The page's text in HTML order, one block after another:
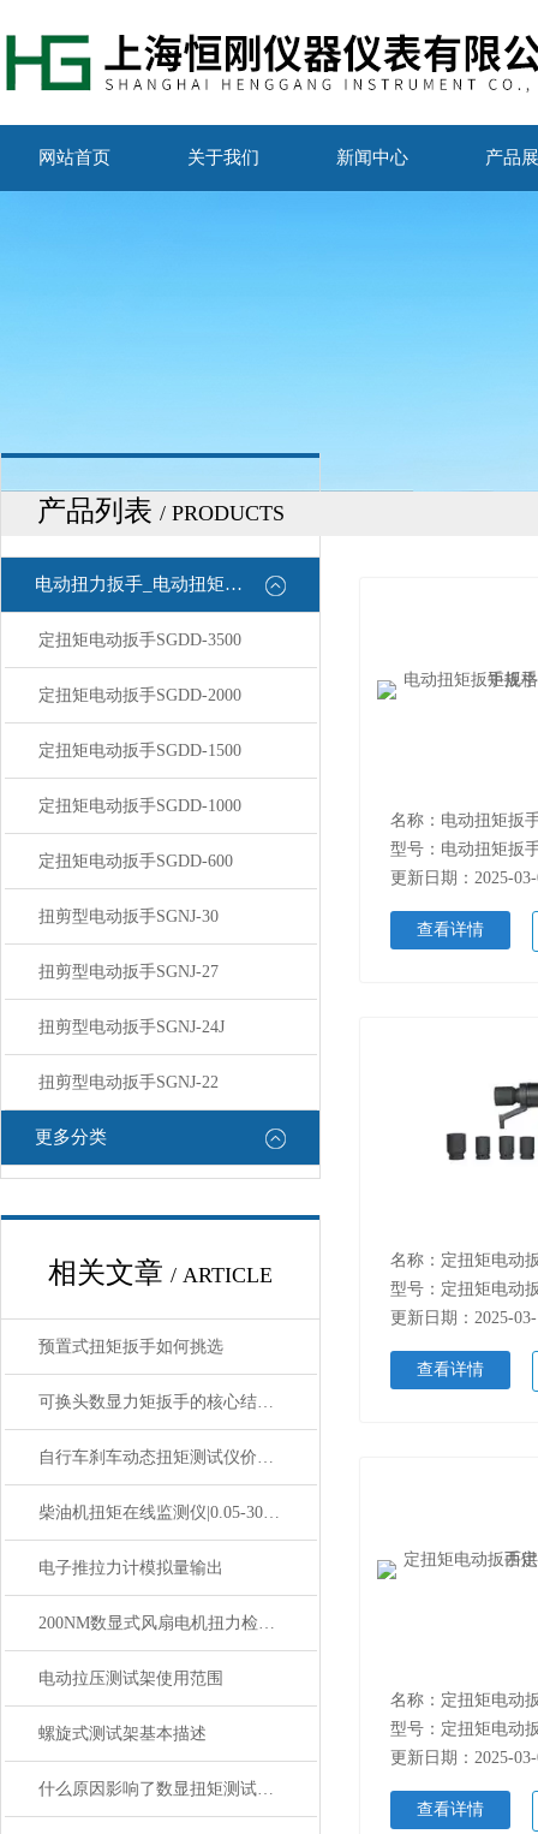
网站首页 关于我们 新闻中心 产品
产品列表 / PRODUCTS
电动扭力扳手_电动扭矩扳手
定扭矩电动扳手SGDD-3500
定扭矩电动扳手SGDD-2000
定扭矩电动扳手SGDD-1500
定扭矩电动扳手SGDD-1000
定扭矩电动扳手SGDD-600
扭剪型电动扳手SGNJ-30
扭剪型电动扳手SGNJ-27
扭剪型电动扳手SGNJ-24J
扭剪型电动扳手SGNJ-22
更多分类
相关文章 / ARTICLE
预置式扭矩扳手如何挑选
可换头数显力矩扳手的核心结构与工作原理
自行车刹车动态扭矩测试仪价格_20N.m刹车动态扭矩测试仪价格
柴油机扭矩在线监测仪|0.05-3000N.m柴油机动态扭矩监测仪
电子推拉力计模拟量输出
200NM数显式风扇电机扭力检测仪 风扇电机动态扭矩测试仪
电动拉压测试架使用范围
螺旋式测试架基本描述
什么原因影响了数显扭矩测试仪的价格
型号：电动扭矩扳
更新日期：2025-
查看详情
型号：定扭矩电动
更新日期：2025-
查看详情
型号：定扭矩电动
更新日期：2025-
查看详情